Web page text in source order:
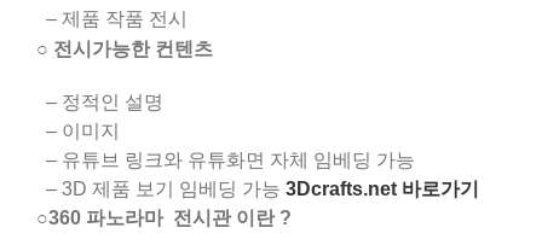
– 제품 작품 전시
○ 전시가능한 컨텐츠
– 정적인 설명
– 이미지
– 유튜브 링크와 유튜화면 자체 임베딩 가능
– 3D 제품 보기 임베딩 가능 3Dcrafts.net 바로가기
○360 파노라마 전시관 이란 ?